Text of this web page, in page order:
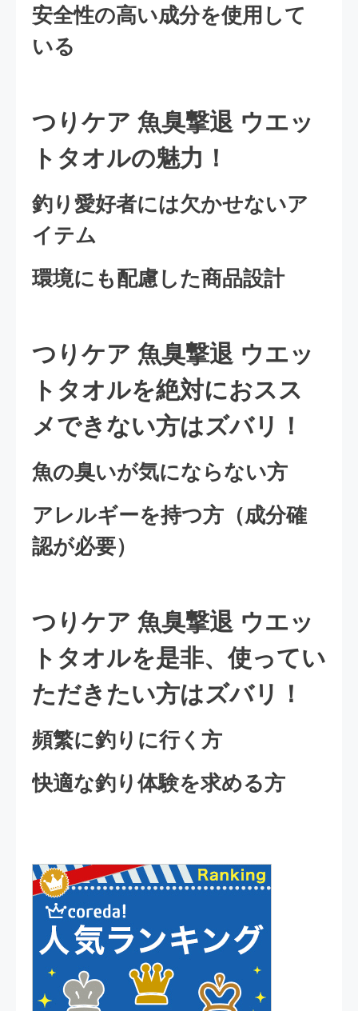
安全性の高い成分を使用して
いる
つりケア 魚臭撃退 ウエッ
トタオルの魅力！
釣り愛好者には欠かせないア
イテム
環境にも配慮した商品設計
つりケア 魚臭撃退 ウエッ
トタオルを絶対におスス
メできない方はズバリ！
魚の臭いが気にならない方
アレルギーを持つ方（成分確
認が必要）
つりケア 魚臭撃退 ウエッ
トタオルを是非、使ってい
ただきたい方はズバリ！
頻繁に釣りに行く方
快適な釣り体験を求める方